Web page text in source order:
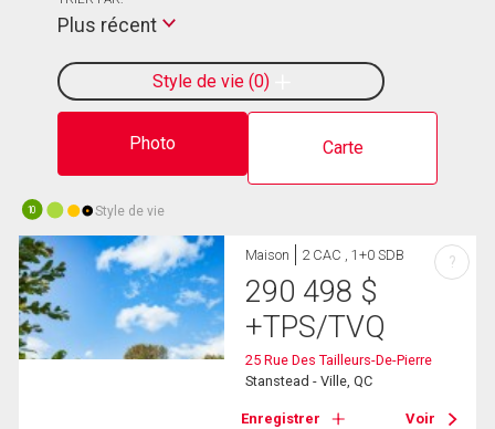
Photo Carte
Style de vie 0
Plus récent
10 Style de vie
Maison 2 CAC , 1+0 SDB
290 498 $
+TPS/TVQ
25 Rue Des Tailleurs-De-Pierre
Stanstead - Ville, QC
Enregistrer Voir
?